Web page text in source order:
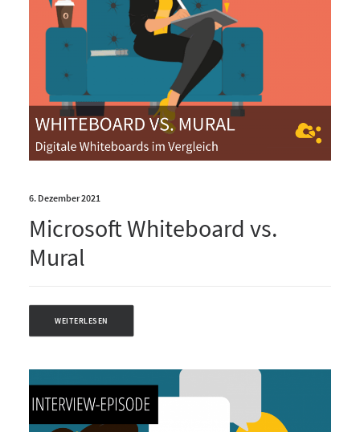
6. Dezember 2021
Microsoft Whiteboard vs.
Mural
WEITERLESEN